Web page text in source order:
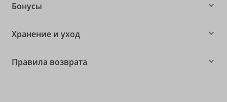
Бонусы
Хранение и уход
Правила возврата